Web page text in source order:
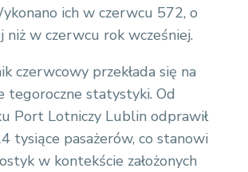
ich w czerwcu 572, o
niż w czerwcu rok wcześniej.
czerwcowy przekłada się na
tegoroczne statystyki. Od
Port Lotniczy Lublin odprawił
tysiące pasażerów, co stanowi
w kontekście założonych